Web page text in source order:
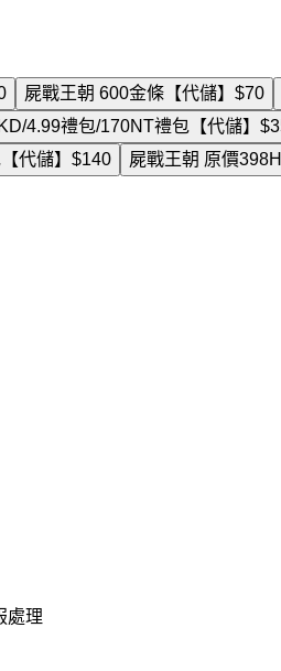
屍戰王朝 600金條【代儲】 $70
4.99禮包/170NT禮包【代儲】
代儲】 $140 屍戰王朝 原價
處理